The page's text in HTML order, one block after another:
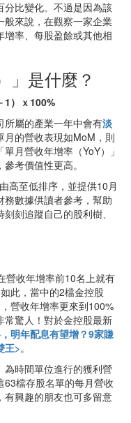
分比變化。不過是因為該
般來說，在觀察一家企業
率、每股盈餘或其他相
」是什麼？
1）ｘ100%
所屬的產業一年中會有淡
月的營收表現如MoM，則
月營收年增率（YoY）」
考價值性更高。
高至低排序，並提供10月
數據供讀者參考，幫助
刻追蹤自己的股利樹、
營收年增率前10名上就有
此，當中的2檔金控股
營收年增率更來到100%
驚人！對於金控股最新
明年配息有望增？9家賺
王>。
為時間單位進行的獲利營
檔存股名單的每月營收
有興趣的朋友也可多留意